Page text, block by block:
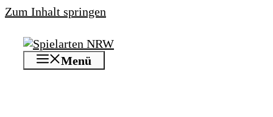
Zum Inhalt springen
Menü